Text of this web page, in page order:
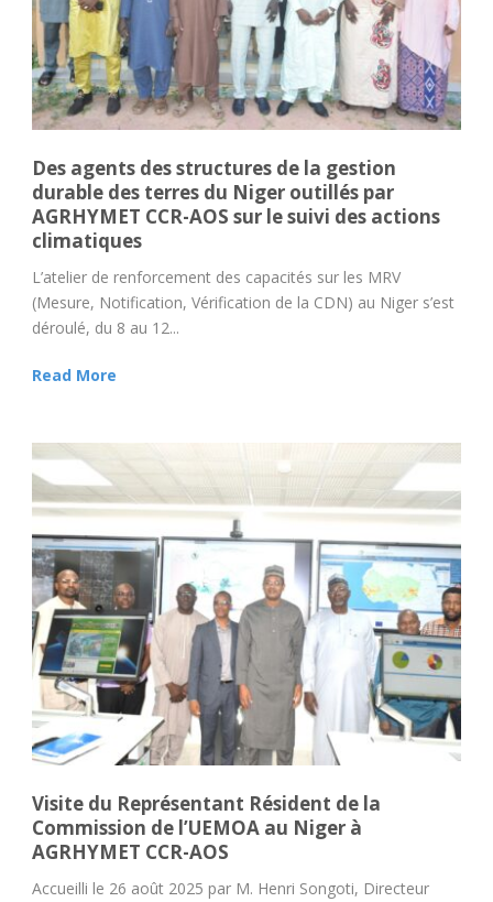
Des agents des structures de la gestion
durable des terres du Niger outillés par
AGRHYMET CCR-AOS sur le suivi des actions
climatiques
L’atelier de renforcement des capacités sur les MRV
(Mesure, Notification, Vérification de la CDN) au Niger s’est
déroulé, du 8 au 12...
Read More
Visite du Représentant Résident de la
Commission de l’UEMOA au Niger à
AGRHYMET CCR-AOS
Accueilli le 26 août 2025 par M. Henri Songoti, Directeur